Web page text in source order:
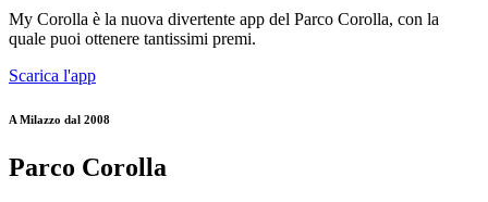
My Corolla è la nuova divertente app del Parco Corolla, con la
quale puoi ottenere tantissimi premi.
Scarica l'app
A Milazzo dal 2008
Parco Corolla